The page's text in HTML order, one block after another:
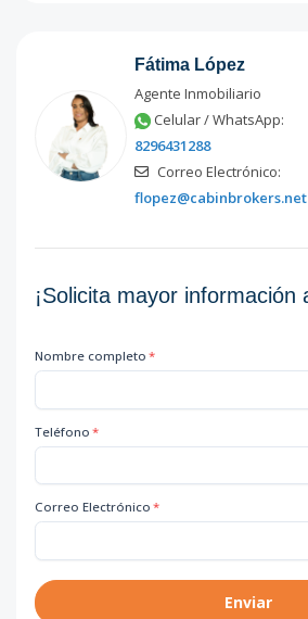
Fátima López
Agente Inmobiliario
Celular / WhatsApp:
8296431288
Correo Electrónico:
flopez@cabinbrokers.net
¡Solicita mayor información
Nombre completo *
Teléfono *
Correo Electrónico *
Enviar